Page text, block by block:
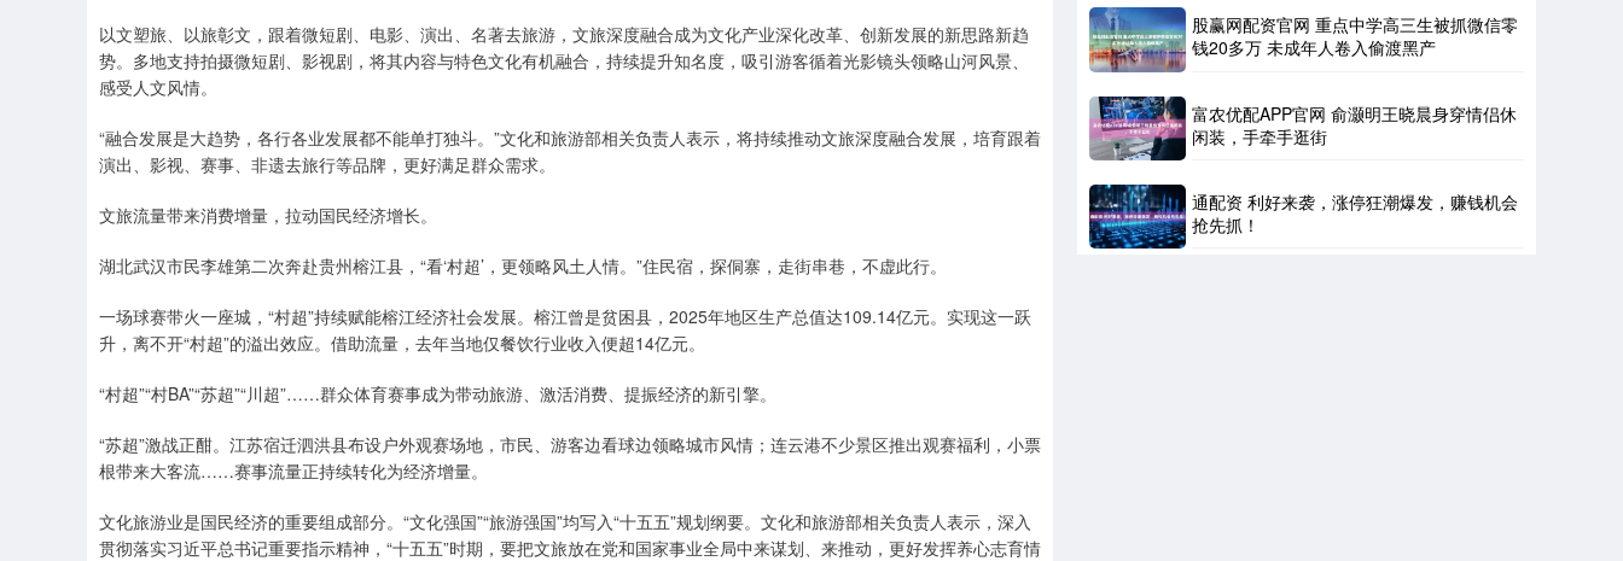
以文塑旅、以旅彰文，跟着微短剧、电影、演出、名著去旅游，文旅深度融合成为文化产业深化改革、创新发展的新思路新趋
势。多地支持拍摄微短剧、影视剧，将其内容与特色文化有机融合，持续提升知名度，吸引游客循着光影镜头领略山河风景、
感受人文风情。
“融合发展是大趋势，各行各业发展都不能单打独斗。”文化和旅游部相关负责人表示，将持续推动文旅深度融合发展，培育跟着
演出、影视、赛事、非遗去旅行等品牌，更好满足群众需求。
文旅流量带来消费增量，拉动国民经济增长。
湖北武汉市民李雄第二次奔赴贵州榕江县，“看‘村超’，更领略风土人情。”住民宿，探侗寨，走街串巷，不虚此行。
一场球赛带火一座城，“村超”持续赋能榕江经济社会发展。榕江曾是贫困县，2025年地区生产总值达109.14亿元。实现这一跃
升，离不开“村超”的溢出效应。借助流量，去年当地仅餐饮行业收入便超14亿元。
“村超”“村BA”“苏超”“川超”……群众体育赛事成为带动旅游、激活消费、提振经济的新引擎。
“苏超”激战正酣。江苏宿迁泗洪县布设户外观赛场地，市民、游客边看球边领略城市风情；连云港不少景区推出观赛福利，小票
根带来大客流……赛事流量正持续转化为经济增量。
文化旅游业是国民经济的重要组成部分。“文化强国”“旅游强国”均写入“十五五”规划纲要。文化和旅游部相关负责人表示，深入
贯彻落实习近平总书记重要指示精神，“十五五”时期，要把文旅放在党和国家事业全局中来谋划、来推动，更好发挥养心志育情
股赢网配资官网 重点中学高三生被抓微信零
钱20多万 未成年人卷入偷渡黑产
富农优配APP官网 俞灏明王晓晨身穿情侣休
闲装，手牵手逛街
通配资 利好来袭，涨停狂潮爆发，赚钱机会
抢先抓！